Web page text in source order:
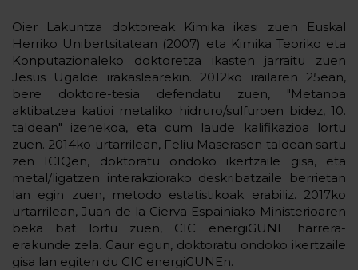
Oier Lakuntza doktoreak Kimika ikasi zuen Euskal
Herriko Unibertsitatean (2007) eta Kimika Teoriko eta
Konputazionaleko doktoretza ikasten jarraitu zuen
Jesus Ugalde irakaslearekin. 2012ko irailaren 25ean,
bere doktore-tesia defendatu zuen, "Metanoa
aktibatzea katioi metaliko hidruro/sulfuroen bidez, 10.
taldean" izenekoa, eta cum laude kalifikazioa lortu
zuen. 2014ko urtarrilean, Feliu Maserasen taldean sartu
zen ICIQen, doktoratu ondoko ikertzaile gisa, eta
metal/ligatzen interakziorako deskribatzaile berrietan
lan egin zuen, metodo estatistikoak erabiliz. 2017ko
urtarrilean, Juan de la Cierva Espainiako Ministerioaren
beka bat lortu zuen, CIC energiGUNE harrera-
erakunde zela. Gaur egun, doktoratu ondoko ikertzaile
gisa lan egiten du CIC energiGUNEn.